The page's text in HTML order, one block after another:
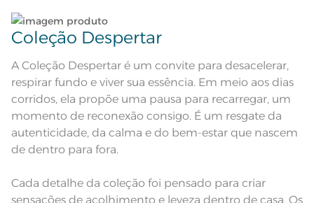
Observações
cor, de acordo com a configuração
e modelo do monitor ou do
nas especificações técnicas do
produto.
Coleção Despertar
A Coleção Despertar é um convite para desacelerar,
respirar fundo e viver sua essência. Em meio aos dias
corridos, ela propõe uma pausa para recarregar, um
momento de reconexão consigo. É um resgate da
autenticidade, da calma e do bem-estar que nascem
de dentro para fora.
Cada detalhe da coleção foi pensado para criar
sensações de acolhimento e leveza dentro de casa. Os